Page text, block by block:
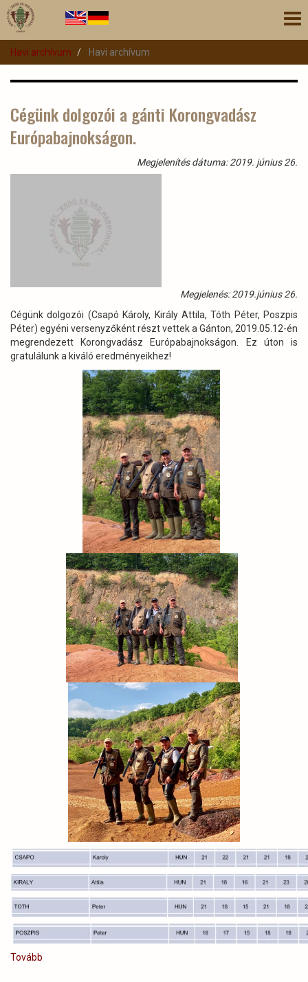
Ugrás
tartalomra
Havi archívum
Havi archívum
Cégünk dolgozói a gánti Korongvadász
Európabajnokságon.
Megjelenítés dátuma: 2019. június 26.
Megjelenés: 2019.június 26.
Cégünk dolgozói (Csapó Károly, Király Attila, Tóth Péter, Poszpis
Péter) egyéni versenyzőként részt vettek a Gánton, 2019.05.12-én
megrendezett Korongvadász Európabajnokságon. Ez úton is
gratulálunk a kiváló eredményeikhez!
Tovább